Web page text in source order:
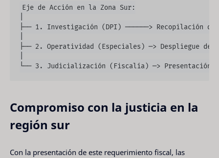
Eje de Acción en la Zona Sur:
├── 1. Investigación (DPI) ──────> Recopilación
├── 2. Operatividad (Especiales) ─> Despliegue de
Compromiso con la justicia en la
región sur
Con la presentación de este requerimiento fiscal, las